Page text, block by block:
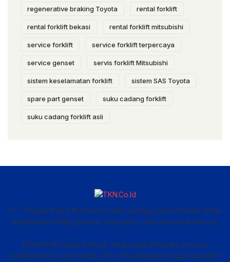
regenerative braking Toyota rental forklift
rental forklift bekasi rental forklift mitsubishi
service forklift service forklift terpercaya
service genset servis forklift Mitsubishi
sistem keselamatan forklift sistem SAS Toyota
spare part genset suku cadang forklift
suku cadang forklift asli
PT. Triguna Karya Nusantara hadir sebagai solusi terbaik untuk
kebutuhan forklift, genset, kompresor, dan alat berat lainnya.
Kami tidak hanya menjual, tetapi juga melayani service,
maintenance, spare parts, dan rental dengan harga kompetitif